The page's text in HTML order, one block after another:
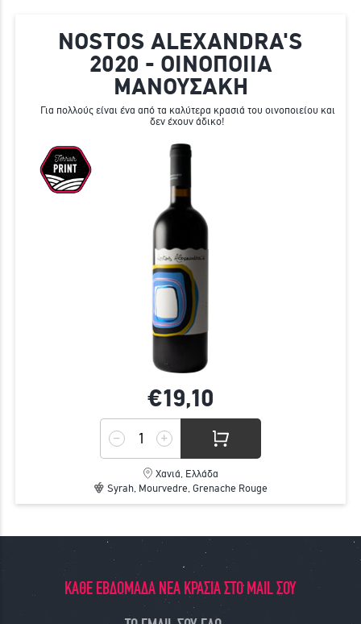
NOSTOS ALEXANDRA'S
2020 - ΟΙΝΟΠΟΙΙΑ
ΜΑΝΟΥΣΑΚΗ
Για πολλούς είναι ένα από τα καλύτερα κρασιά του οινοποιείου και
δεν έχουν άδικο!
€19,10
Χανιά, Ελλάδα
Syrah, Mourvedre, Grenache Rouge
ΚΑΘΕ ΕΒΔΟΜΑΔΑ ΝΕΑ ΚΡΑΣΙΑ ΣΤΟ MAIL ΣΟΥ